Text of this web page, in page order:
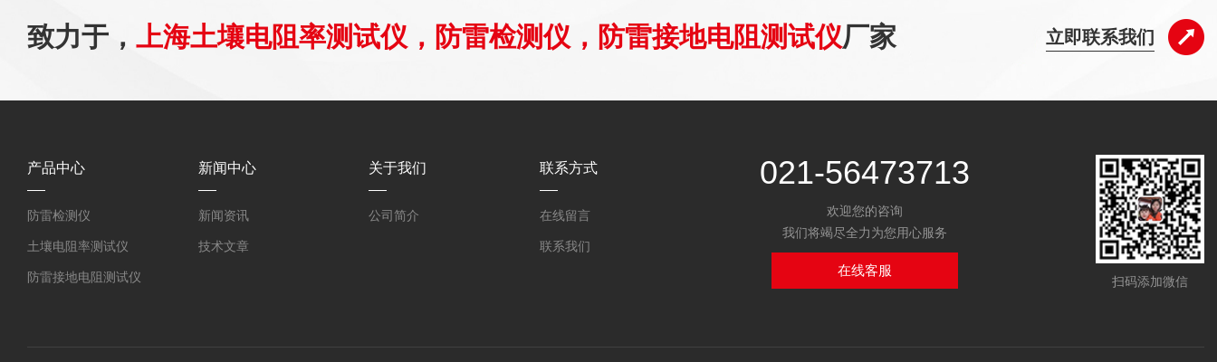
致力于， 上海土壤电阻率测试仪，防雷检测仪，防雷接地电阻测试仪厂家 立即联系我们
产品中心
防雷检测仪
土壤电阻率测试仪
防雷接地电阻测试仪
新闻中心
新闻资讯
技术文章
关于我们
公司简介
联系方式
在线留言
联系我们
021-56473713
欢迎您的咨询
我们将竭尽全力为您用心服务
在线客服
扫码添加微信